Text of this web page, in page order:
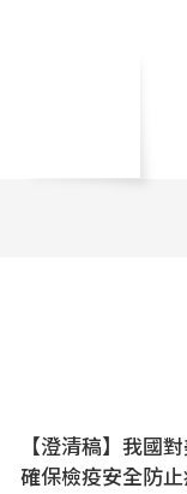
【澄清稿】我國
確保檢疫安全防